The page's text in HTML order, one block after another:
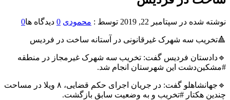
نوشته شده در سپتامبر 22, 2019 توسط : محمودی 0 دیدگاه ها0
🔺تخریب سه شهرک غیرقانونی در آستانه ساخت در فردیس
🔹دادستان فردیس گفت: تخریب سه شهرک غیرمجاز در منطقه
#مشکین‌دشت این شهرستان انجام شد.
🔹جهانشاهلو گفت: در جریان اجرای حکم قضایی، ۸ ویلا در مساحت
چندین هکتار #تخریب و به وضعیت سابق بازگشت.